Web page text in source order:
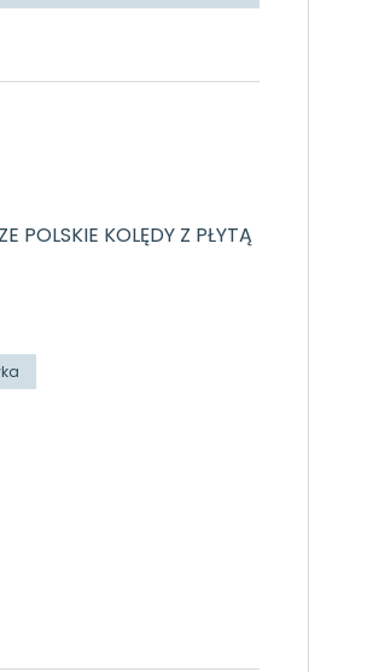
POLSKIE KOLĘDY Z PŁYTĄ